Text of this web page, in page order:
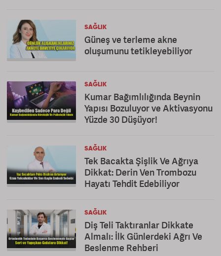
SAĞLIK
Güneş ve terleme akne
oluşumunu tetikleyebiliyor
SAĞLIK
Kumar Bağımlılığında Beynin
Yapısı Bozuluyor ve Aktivasyonu
Yüzde 30 Düşüyor!
SAĞLIK
Tek Bacakta Şişlik Ve Ağrıya
Dikkat: Derin Ven Trombozu
Hayatı Tehdit Edebiliyor
SAĞLIK
Diş Teli Taktıranlar Dikkate
Almalı: İlk Günlerdeki Ağrı Ve
Beslenme Rehberi